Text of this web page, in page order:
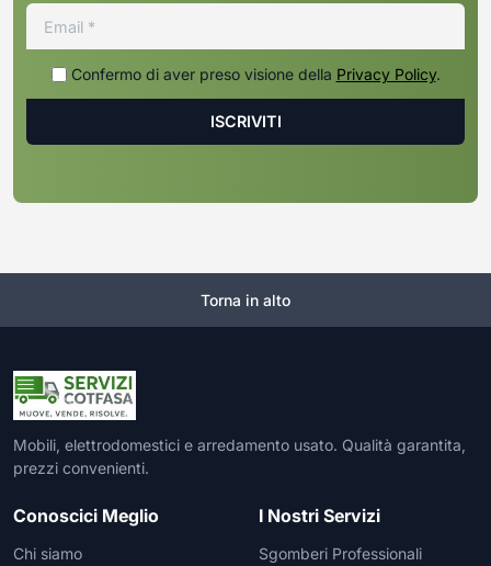
Confermo di aver preso visione della Privacy Policy.
Torna in alto
Mobili, elettrodomestici e arredamento usato. Qualità garantita,
prezzi convenienti.
Conoscici Meglio
Chi siamo
I Nostri Servizi
Sgomberi Professionali